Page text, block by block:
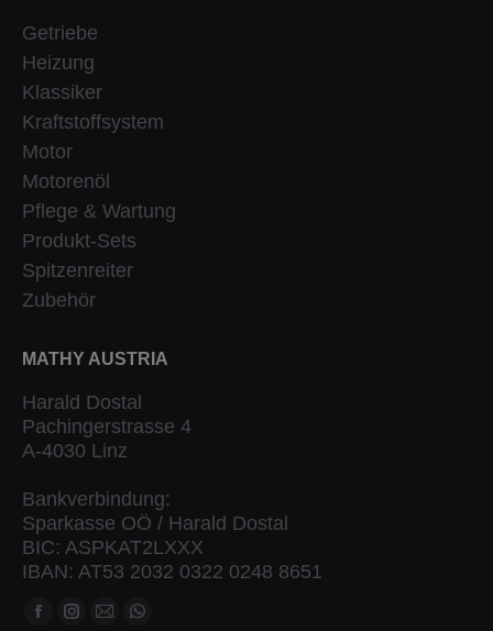
Getriebe
Heizung
Klassiker
Kraftstoffsystem
Motor
Motorenöl
Pflege & Wartung
Produkt-Sets
Spitzenreiter
Zubehör
MATHY AUSTRIA
Harald Dostal
Pachingerstrasse 4
A-4030 Linz
Bankverbindung:
Sparkasse OÖ / Harald Dostal
BIC: ASPKAT2LXXX
IBAN: AT53 2032 0322 0248 8651
Finden Sie uns auf:
Facebook
Instagram
MailWhatsapp